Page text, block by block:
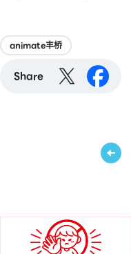
animate丰桥
Share